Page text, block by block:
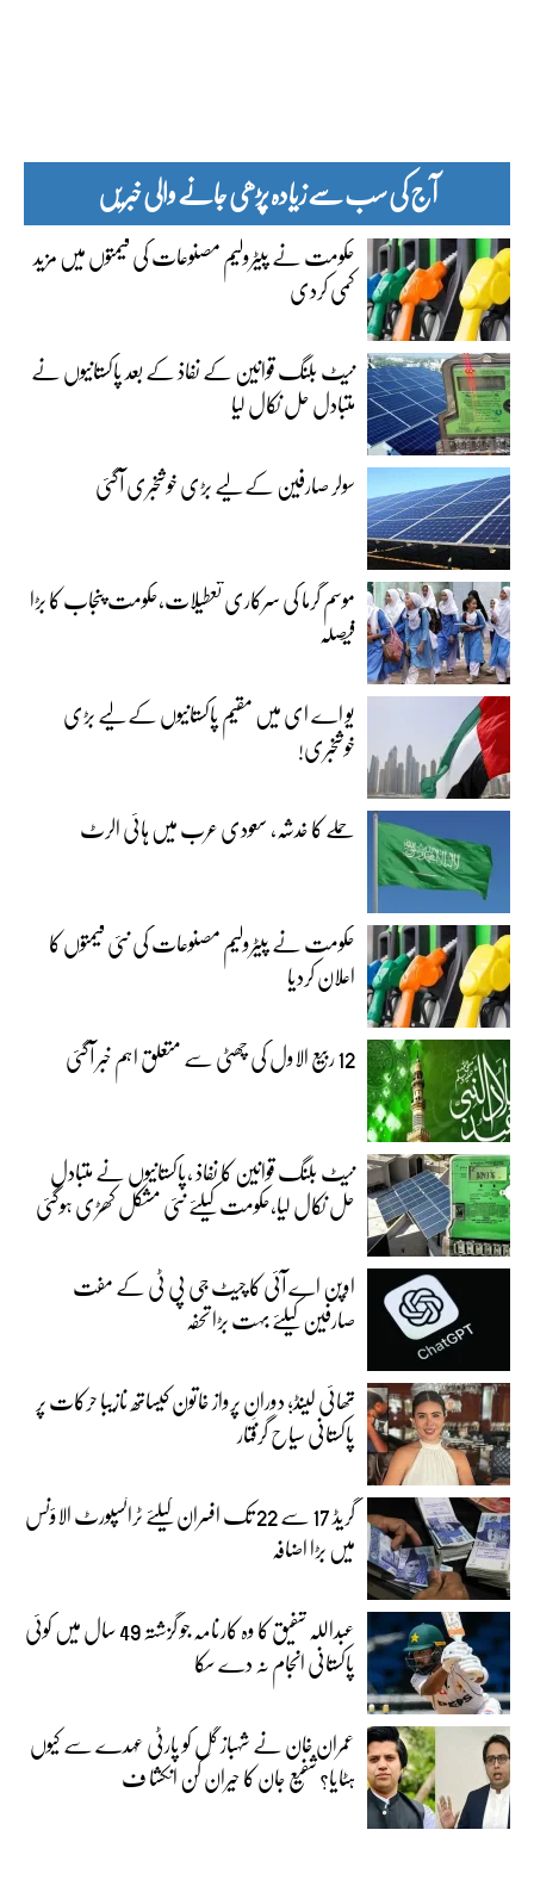
آج کی سب سے زیادہ پڑھی جانے والی خبریں
حکومت نے پیٹرولیم مصنوعات کی قیمتوں میں مزید
کمی کردی
نیٹ بلنگ قوانین کے نفاذ کے بعد پاکستانیوں نے
متبادل حل نکال لیا
سولر صارفین کے لیے بڑی خوشخبری آگئی
موسم گرما کی سرکاری تعطیلات،حکومت پنجاب کا بڑا
فیصلہ
یو اے ای میں مقیم پاکستانیوں کے لیے بڑی
خوشخبری!
حملے کا خدشہ، سعودی عرب میں ہائی الرٹ
حکومت نے پیٹرولیم مصنوعات کی نئی قیمتوں کا
اعلان کردیا
12 ربیع الاول کی چھٹی سے متعلق اہم خبر آگئی
نیٹ بلنگ قوانین کا نفاذ ،پاکستانیوں نے متبادل
حل نکال لیا،حکومت کیلئے نئی مشکل کھڑی ہوگئی
اوپن اے آئی کا چیٹ جی پی ٹی کے مفت
صارفین کیلئے بہت بڑا تحفہ
تھائی لینڈ؛ دورانِ پرواز خاتون کیساتھ نازیبا حرکات پر
پاکستانی سیاح گرفتار
گریڈ 17 سے 22 تک افسران کیلئے ٹرانسپورٹ الاؤنس
میں بڑا اضافہ
عبداللہ شفیق کا وہ کارنامہ جو گزشتہ 49 سال میں کوئی
پاکستانی انجام نہ دے سکا
عمران خان نے شہباز گل کو پارٹی عہدے سے کیوں
ہٹایا؟ شفیع جان کا حیران کن انکشا ف